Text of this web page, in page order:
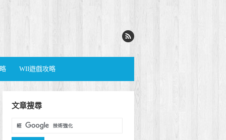
WII遊戲攻略
文章搜尋